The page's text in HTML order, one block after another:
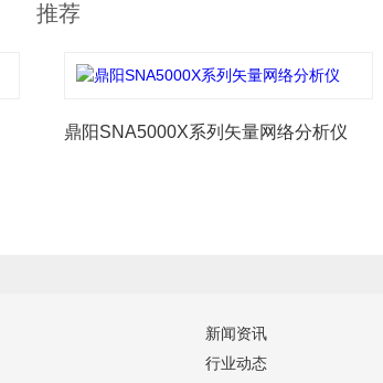
推荐
鼎阳SNA5000X系列矢量网络分析仪
新闻资讯
行业动态